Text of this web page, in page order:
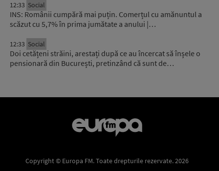
12:33 Social
INS: Românii cumpără mai puțin. Comerțul cu amănuntul a
scăzut cu 5,7% în prima jumătate a anului |…
12:33 Social
Doi cetățeni străini, arestați după ce au încercat să înșele o
pensionară din București, pretinzând că sunt de…
Copyright © Europa FM. Toate drepturile rezervate. 2026